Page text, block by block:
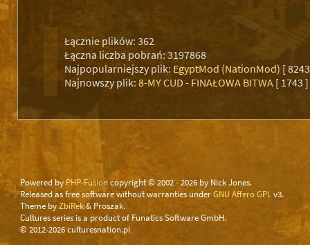
Łącznie plików: 362
Łączna liczba pobrań: 3197868
Najpopularniejszy plik: EgyptMod (NationMod) [
Najnowszy plik: 8-MY CUD - FINAŁOWA BITWA[ 1743 ]
Powered by PHP-Fusion copyright © 2002 - 2026 by Nick Jones.
Released as free software without warranties underGNU Affero GPLv3.
Theme byZbiRek& Proszak.
Cultures series is a product of Funatics Software GmbH.
© 2012-2026 culturesnation.pl